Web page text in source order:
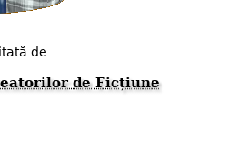
de
de Ficțiune